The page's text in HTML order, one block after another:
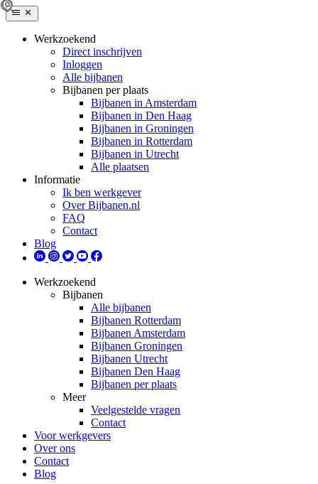
Werkzoekend
Direct inschrijven
Inloggen
Alle bijbanen
Bijbanen per plaats
Bijbanen in Amsterdam
Bijbanen in Den Haag
Bijbanen in Groningen
Bijbanen in Rotterdam
Bijbanen in Utrecht
Alle plaatsen
Informatie
Ik ben werkgever
Over Bijbanen.nl
FAQ
Contact
Blog
Werkzoekend
Bijbanen
Alle bijbanen
Bijbanen Rotterdam
Bijbanen Amsterdam
Bijbanen Groningen
Bijbanen Utrecht
Bijbanen Den Haag
Bijbanen per plaats
Meer
Veelgestelde vragen
Contact
Voor werkgevers
Over ons
Contact
Blog